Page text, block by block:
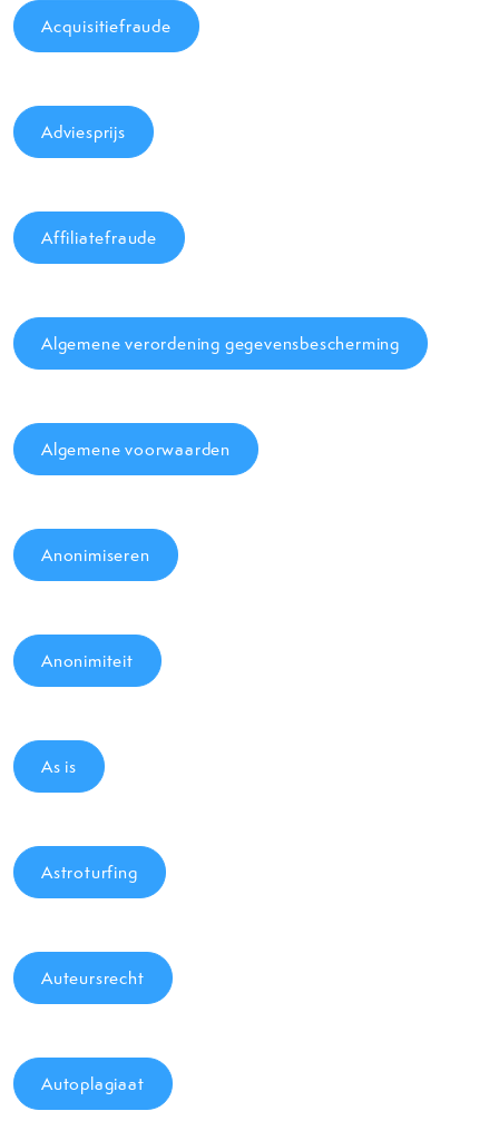
Acquisitiefraude
Adviesprijs
Affiliatefraude
Algemene verordening gegevensbescherming
Algemene voorwaarden
Anonimiseren
Anonimiteit
As is
Astroturfing
Auteursrecht
Autoplagiaat